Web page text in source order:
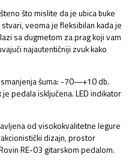
što mislite da je ubica buke
veoma je fleksibilan kada je
sa dugmetom za prag koji vam
najautentičniji zvuk kako
šuma: -70—+10 db.
pedala isključena. LED indikator
od visokokvalitetne legure
dizajn, prostor
RE-03 gitarskom pedalom.